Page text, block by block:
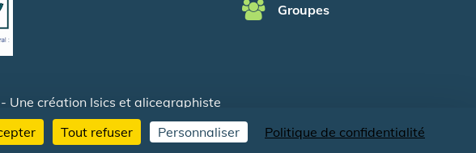
Groupes
- Une création Isics et alicegraphiste
Tout refuser Personnaliser Politique de confidentialité